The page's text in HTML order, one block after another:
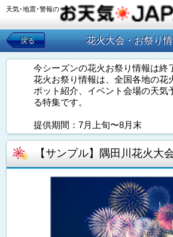
天気･地震･警報の
戻る 花火大会・お祭り
今シーズンの花火お祭り情報は終
花火お祭り情報は、全国各地の花
ポット紹介、イベント会場の天気
る特集です。
提供期間：7月上旬〜8月末
【サンプル】隅田川花火大